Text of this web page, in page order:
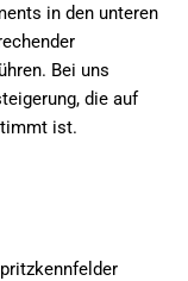
in den unteren
Bei uns
die auf
ist.